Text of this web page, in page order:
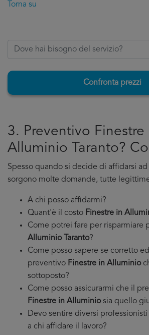
Torna su
Confronta prezzi
3. Preventivo Finestre
Alluminio Taranto?
Spesso quando si decide di affidarsi
sorgono molte domande, tutte
A chi posso affidarmi?
Quant'è il costo Finestre in
Come potrei fare per risparmiare
Alluminio Taranto?
Come posso sapere se corretto
preventivo Finestre in Alluminio
sottoposto?
Come posso assicurarmi che il
Finestre in Alluminiosia quello
Devo sentire diversi
a chi affidare il lavoro?